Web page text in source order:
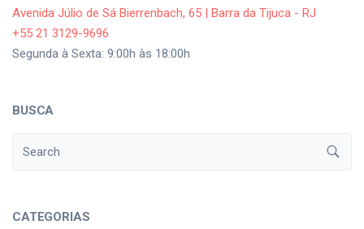
Avenida Júlio de Sá Bierrenbach, 65 | Barra da Tijuca - RJ
+55 21 3129-9696
Segunda à Sexta: 9:00h às 18:00h
BUSCA
CATEGORIAS